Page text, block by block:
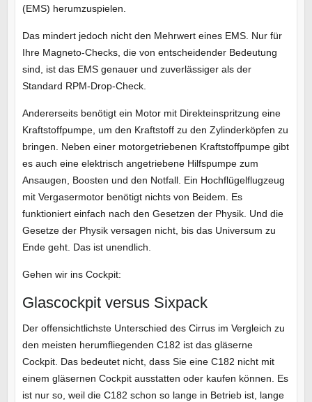
(EMS) herumzuspielen.
Das mindert jedoch nicht den Mehrwert eines EMS. Nur für
Ihre Magneto-Checks, die von entscheidender Bedeutung
sind, ist das EMS genauer und zuverlässiger als der
Standard RPM-Drop-Check.
Andererseits benötigt ein Motor mit Direkteinspritzung eine
Kraftstoffpumpe, um den Kraftstoff zu den Zylinderköpfen zu
bringen. Neben einer motorgetriebenen Kraftstoffpumpe gibt
es auch eine elektrisch angetriebene Hilfspumpe zum
Ansaugen, Boosten und den Notfall. Ein Hochflügelflugzeug
mit Vergasermotor benötigt nichts von Beidem. Es
funktioniert einfach nach den Gesetzen der Physik. Und die
Gesetze der Physik versagen nicht, bis das Universum zu
Ende geht. Das ist unendlich.
Gehen wir ins Cockpit:
Glascockpit versus Sixpack
Der offensichtlichste Unterschied des Cirrus im Vergleich zu
den meisten herumfliegenden C182 ist das gläserne
Cockpit. Das bedeutet nicht, dass Sie eine C182 nicht mit
einem gläsernen Cockpit ausstatten oder kaufen können. Es
ist nur so, weil die C182 schon so lange in Betrieb ist, lange